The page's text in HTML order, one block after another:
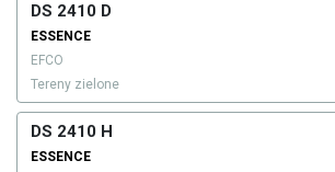
DS 2410 D
ESSENCE
EFCO
Tereny zielone
DS 2410 H
ESSENCE